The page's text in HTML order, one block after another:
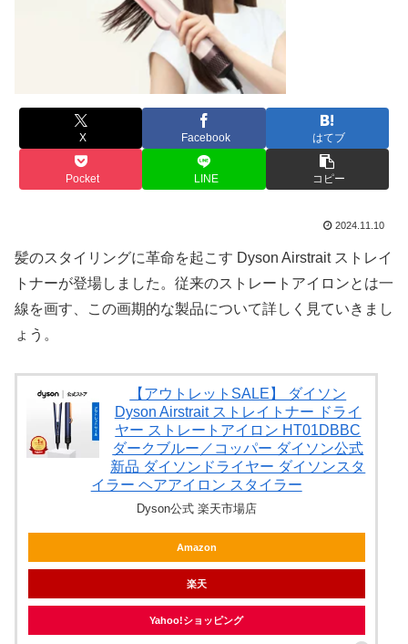
X Facebook はてブ
Pocket LINE コピー
2024.11.10
髪のスタイリングに革命を起こす Dyson Airstrait ストレイ
トナーが登場しました。従来のストレートアイロンとは一
線を画す、この画期的な製品について詳しく見ていきまし
ょう。
【アウトレットSALE】 ダイソン
Dyson Airstrait ストレイトナー ドライ
ヤー ストレートアイロン HT01DBBC
ダークブルー／コッパー ダイソン公式
新品 ダイソンドライヤー ダイソンスタ
イラー ヘアアイロン スタイラー
Dyson公式 楽天市場店
Amazon
楽天
Yahoo!ショッピング